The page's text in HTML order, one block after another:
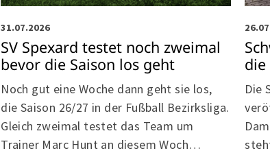
31.07.2026
SV Spexard testet noch zweimal
bevor die Saison los geht
Noch gut eine Woche dann geht sie los,
die Saison 26/27 in der Fußball Bezirksliga.
Gleich zweimal testet das Team um
Trainer Marc Hunt an diesem Woch…
die
Die